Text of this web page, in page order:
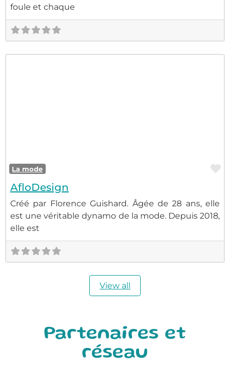
foule et chaque
La mode
AfloDesign
Créé par Florence Guishard. Âgée de 28 ans, elle
est une véritable dynamo de la mode. Depuis 2018,
elle est
View all
Partenaires et
réseau